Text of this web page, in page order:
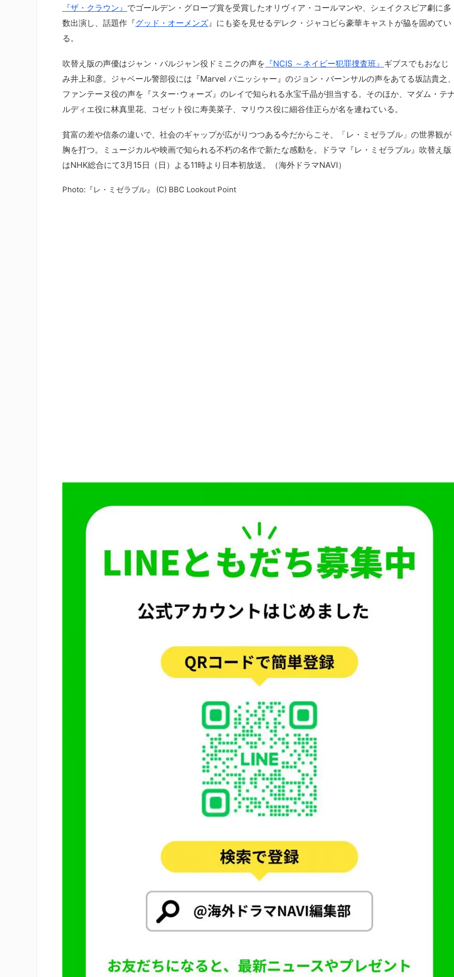
『ザ・クラウン』 でゴールデン・グローブ賞を受賞したオリヴィア・コールマンや、シェイクスピア劇に多
数出演し、話題作『グッド・オーメンズ 』にも姿を見せるデレク・ジャコビら豪華キャストが脇を固めてい
る。
吹替え版の声優はジャン・バルジャン役ドミニクの声を 『NCIS ～ネイビー犯罪捜査班』 ギブスでもおなじ
み井上和彦。ジャベール警部役には『Marvel パニッシャー』のジョン・バーンサルの声をあてる坂詰貴之
ファンテーヌ役の声を『スター･ウォーズ』のレイで知られる永宝千晶が担当する。そのほか、マダム・テ
ルディエ役に林真里花、コゼット役に寿美菜子、マリウス役に細谷佳正らが名を連ねている。
貧富の差や信条の違いで、社会のギャップが広がりつつある今だからこそ、「レ・ミゼラブル」の世界観が
胸を打つ。ミュージカルや映画で知られる不朽の名作で新たな感動を。ドラマ『レ・ミゼラブル』吹替え版
はNHK総合にて3月15日（日）よる11時より日本初放送。（海外ドラマNAVI）
Photo:『レ・ミゼラブル』 (C) BBC Lookout Point